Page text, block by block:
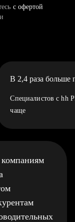
с офертой
В 2,4 раза больше
Специалистов с hh
чаще